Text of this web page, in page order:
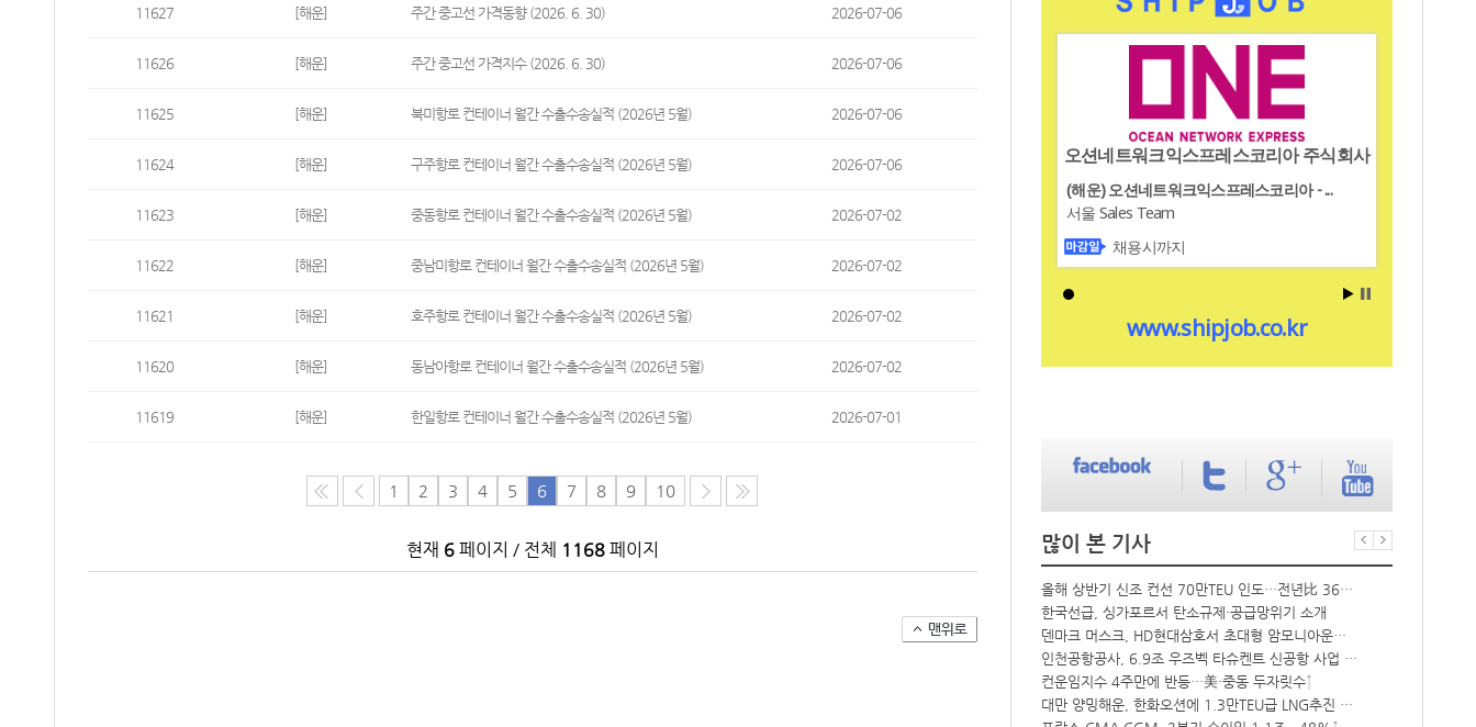
11627 [해운] 주간 중고선 가격동향 (2026. 6. 30) 2026-07-06
11626 [해운] 주간 중고선 가격지수 (2026. 6. 30) 2026-07-06
11625 [해운] 북미항로 컨테이너 월간 수출수송실적 (2026년 5월) 2026-07-06
11624 [해운] 구주항로 컨테이너 월간 수출수송실적 (2026년 5월) 2026-07-06
11623 [해운] 중동항로 컨테이너 월간 수출수송실적 (2026년 5월) 2026-07-02
11622 [해운] 중남미항로 컨테이너 월간 수출수송실적 (2026년 5월) 2026-07-02
11621 [해운] 호주항로 컨테이너 월간 수출수송실적 (2026년 5월) 2026-07-02
11620 [해운] 동남아항로 컨테이너 월간 수출수송실적 (2026년 5월) 2026-07-02
11619 [해운] 한일항로 컨테이너 월간 수출수송실적 (2026년 5월) 2026-07-01
1 2 3 4 5 6 7 8 9 10
현재 6페이지 / 전체 1168페이지 많이 본 기사
‘韓中 웃고 日 울고’ 상반기 선박수주량 희비교차
올해 상반기 신조 컨선 70만TEU 인도…전년比 36% 감소
한국선급, 싱가포르서 탄소규제·공급망위기 소개
덴마크 머스크, HD현대삼호서 초대형 암모니아운반선 인도받아
인천공항공사, 6.9조 우즈벡 타슈켄트 신공항 사업 참여
컨운임지수 4주만에 반등…美·중동 두자릿수↑
대만 양밍해운, 한화오션에 1.3만TEU급 LNG추진 컨선 6척 발주